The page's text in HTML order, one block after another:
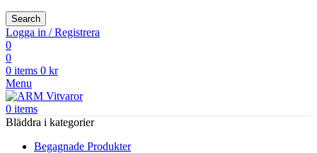
Search
Logga in / Registrera
0
0
0 items 0 kr
Menu
0 items
Bläddra i kategorier
Begagnade Produkter